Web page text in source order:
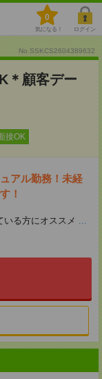
0
気になる！ ログイン
No.SSKCS2604389632
＊顧客デー
接OK
アル勤務！未経
！
る方にオススメ ...